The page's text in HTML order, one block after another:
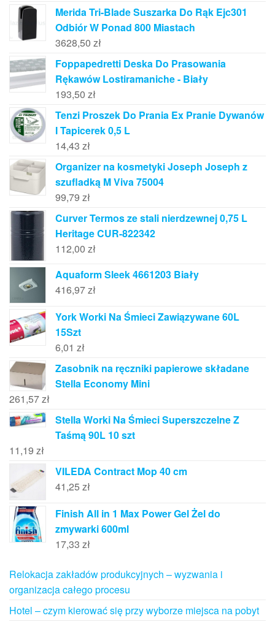
Merida Tri-Blade Suszarka Do Rąk Ejc301
Odbiór W Ponad 800 Miastach
3628,50 zł
Foppapedretti Deska Do Prasowania
Rękawów Lostiramaniche - Biały
193,50 zł
Tenzi Proszek Do Prania Ex Pranie Dywanów
I Tapicerek 0,5 L
14,43 zł
Organizer na kosmetyki Joseph Joseph z
szufladką M Viva 75004
99,79 zł
Curver Termos ze stali nierdzewnej 0,75 L
Heritage CUR-822342
112,00 zł
Aquaform Sleek 4661203 Biały
416,97zł
York Worki Na Śmieci Zawiązywane 60L
15Szt
6,01 zł
Zasobnik na ręczniki papierowe składane
Stella Economy Mini
261,57zł
Stella Worki Na Śmieci Superszczelne Z
Taśmą 90L 10 szt
11,19 zł
VILEDA Contract Mop 40 cm
41,25 zł
Finish All in 1 Max Power Gel Żel do
zmywarki 600ml
17,33 zł
Relokacja zakładów produkcyjnych – wyzwania i
organizacja całego procesu
Hotel – czym kierować się przy wyborze miejsca na pobyt